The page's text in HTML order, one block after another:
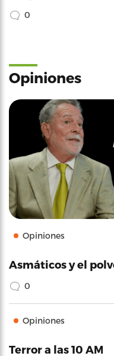
0
Opiniones
Opiniones
Asmáticos y el
0
Opiniones
Terror a las 10 AM